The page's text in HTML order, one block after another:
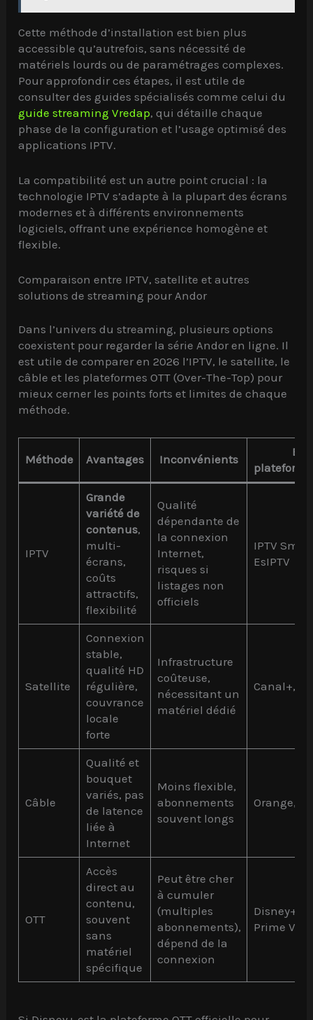
Cette méthode d’installation est bien plus
accessible qu’autrefois, sans nécessité de
matériels lourds ou de paramétrages complexes.
Pour approfondir ces étapes, il est utile de
consulter des guides spécialisés comme celui du
guide streaming Vredap, qui détaille chaque
phase de la configuration et l’usage optimisé des
applications IPTV.
La compatibilité est un autre point crucial : la
technologie IPTV s’adapte à la plupart des écrans
modernes et à différents environnements
logiciels, offrant une expérience homogène et
flexible.
Comparaison entre IPTV, satellite et autres
solutions de streaming pour Andor
Dans l’univers du streaming, plusieurs options
coexistent pour regarder la série Andor en ligne. Il
est utile de comparer en 2026 l’IPTV, le satellite, le
câble et les plateformes OTT (Over-The-Top) pour
mieux cerner les points forts et limites de chaque
méthode.
Méthode Avantages Inconvénients
IPTV
Grande
variété de
contenus,
multi-
écrans,
coûts
attractifs,
flexibilité
Qualité
dépendante de
la connexion
Internet,
risques si
listages non
officiels
IPTV
EsIPTV
Satellite
Connexion
stable,
qualité HD
régulière,
couvrance
locale
forte
Infrastructure
coûteuse,
nécessitant un
matériel dédié
Canal+,
Câble
Qualité et
bouquet
variés, pas
de latence
liée à
Internet
Moins flexible,
abonnements
souvent longs
Orange,
OTT
Accès
direct au
contenu,
souvent
sans
matériel
spécifique
Peut être cher
à cumuler
(multiples
abonnements),
dépend de la
connexion
Disney+,
Prime